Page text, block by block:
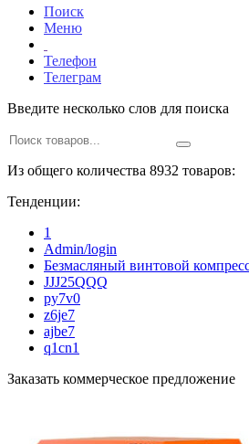
Поиск
Меню
Телефон
Телеграм
Введите несколько слов для поиска
Из общего количества 8932 товаров:
Тенденции:
1
Admin/login
Безмасляный винтовой
JJJ25QQQ
py7v0
z6je7
ajbe7
q1cn1
Заказать коммерческое предложение